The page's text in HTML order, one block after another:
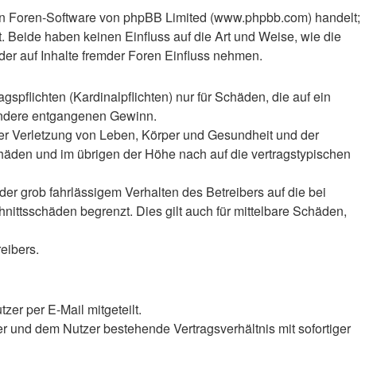
Foren-Software von phpBB Limited (www.phpbb.com) handelt;
haben keinen Einfluss auf die Art und Weise, wie die
auf Inhalte fremder Foren Einfluss nehmen.
(Kardinalpflichten) nur für Schäden, die auf ein
entgangenen Gewinn.
Verletzung von Leben, Körper und Gesundheit und der
und im übrigen der Höhe nach auf die vertragstypischen
grob fahrlässigem Verhalten des Betreibers auf die bei
begrenzt. Dies gilt auch für mittelbare Schäden,
per E-Mail mitgeteilt.
dem Nutzer bestehende Vertragsverhältnis mit sofortiger